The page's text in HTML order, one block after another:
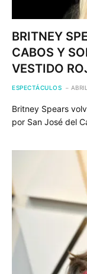
BRITNEY
CABOS Y
VESTIDO
ESPECTÁCULOS
Britney Spears
por San José del